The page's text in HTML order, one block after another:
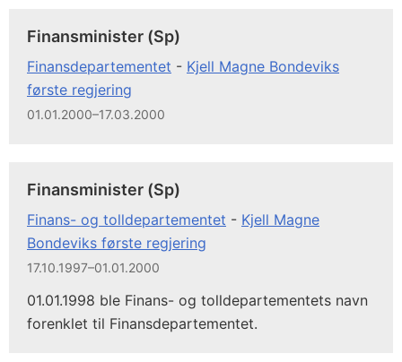
Finansminister (Sp)
Finansdepartementet - Kjell Magne Bondeviks
første regjering
01.01.2000–17.03.2000
Finansminister (Sp)
Finans- og tolldepartementet - Kjell Magne
Bondeviks første regjering
17.10.1997–01.01.2000
01.01.1998 ble Finans- og tolldepartementets navn
forenklet til Finansdepartementet.